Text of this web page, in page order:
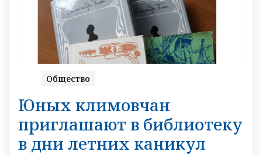
Общество
Юных климовчан
приглашают в библиотеку
в дни летних каникул